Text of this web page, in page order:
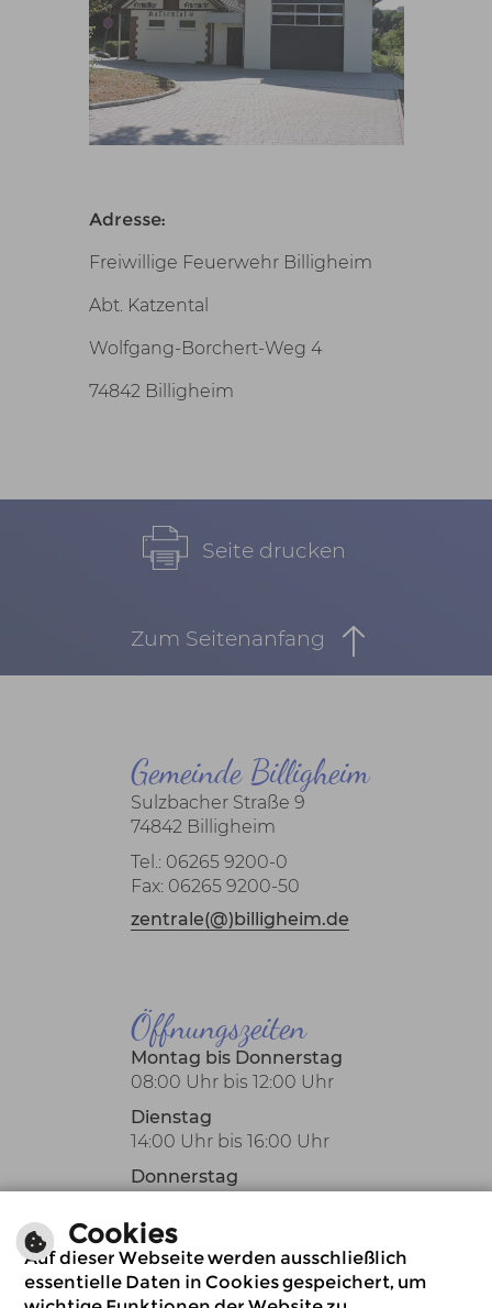
Adresse:
Freiwillige Feuerwehr Billigheim
Abt. Katzental
Wolfgang-Borchert-Weg 4
74842 Billigheim
Seite drucken
Zum Seitenanfang
Gemeinde Billigheim
Sulzbacher Straße 9
74842 Billigheim
Tel.: 06265 9200-0
Fax: 06265 9200-50
zentrale(@)billigheim.de
Öffnungszeiten
Montag bis Donnerstag
08:00 Uhr bis 12:00 Uhr
Dienstag
14:00 Uhr bis 16:00 Uhr
Donnerstag
Oder nach Vereinbarung
auch außerhalb der
üblichen
Cookies
Auf dieser Webseite werden ausschließlich
essentielle Daten in Cookies gespeichert, um